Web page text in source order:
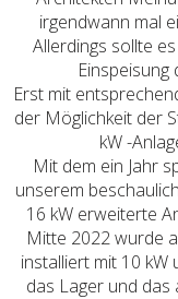
irgendwann mal
Allerdings sollte
Erst mit
der Möglichkeit der
kW -
Mit dem ein Jahr
unserem
16 kW erweiterte
Mitte 2022 wurde
installiert mit 10 kW
das Lager und